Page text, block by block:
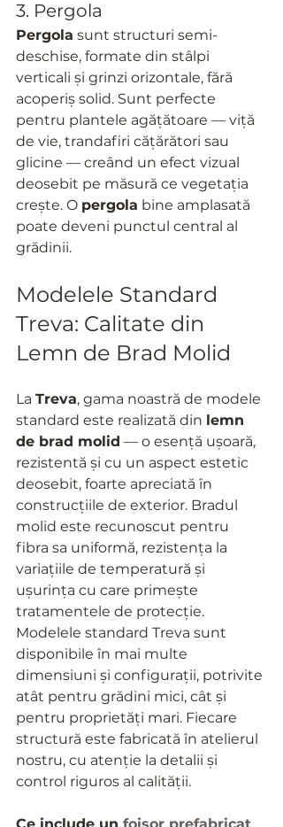
3. Pergola
Pergola sunt structuri semi-
deschise, formate din stâlpi
verticali și grinzi orizontale, fără
acoperiș solid. Sunt perfecte
pentru plantele agățătoare — viță
de vie, trandafiri cățărători sau
glicine — creând un efect vizual
deosebit pe măsură ce vegetația
crește. O pergola bine amplasată
poate deveni punctul central al
grădinii.
Modelele Standard
Treva: Calitate din
Lemn de Brad Molid
La Treva, gama noastră de modele
standard este realizată din lemn
de brad molid — o esență ușoară,
rezistentă și cu un aspect estetic
deosebit, foarte apreciată în
construcțiile de exterior. Bradul
molid este recunoscut pentru
fibra sa uniformă, rezistența la
variațiile de temperatură și
ușurința cu care primește
tratamentele de protecție.
Modelele standard Treva sunt
disponibile în mai multe
dimensiuni și configurații, potrivite
atât pentru grădini mici, cât și
pentru proprietăți mari. Fiecare
structură este fabricată în atelierul
nostru, cu atenție la detalii și
control riguros al calității.